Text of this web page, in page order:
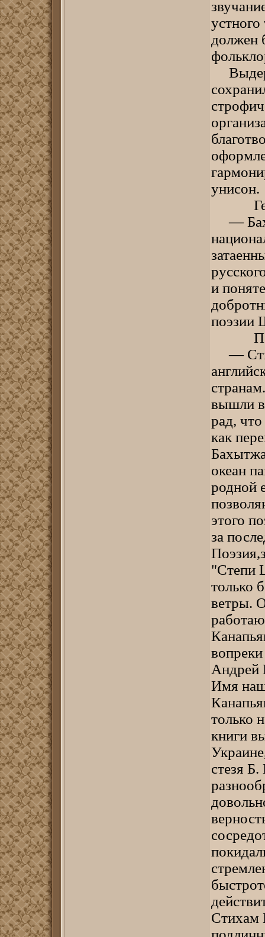
должен
унисон.
—
и
поэзии
—
вышли
рад,
как
океан
родной
этого
за
"Степи
только
ветры.
Андрей
Имя
только
книги
стезя
Стихам